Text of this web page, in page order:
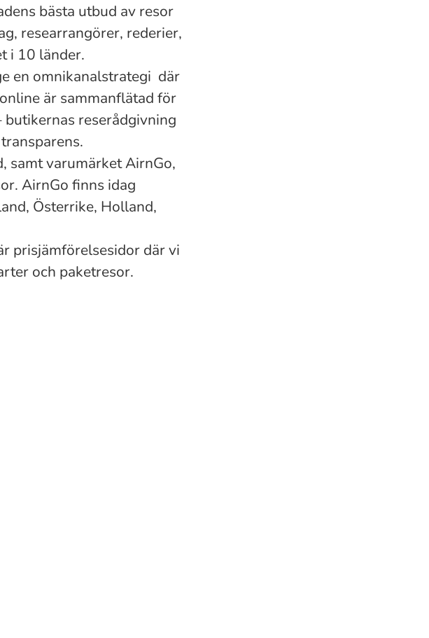
bästa utbud av resor
researrangörer, rederier,
i 10 länder.
en omnikanalstrategi där
är sammanflätad för
reserådgivning
samt varumärket AirnGo,
AirnGo finns idag
Österrike, Holland,
prisjämförelsesidor där vi
och paketresor.